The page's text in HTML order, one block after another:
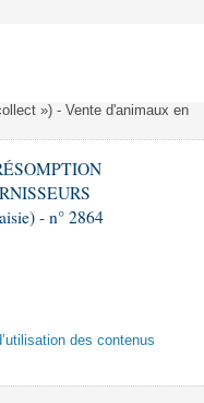
») - Vente d'animaux en
- n° 2864
des contenus